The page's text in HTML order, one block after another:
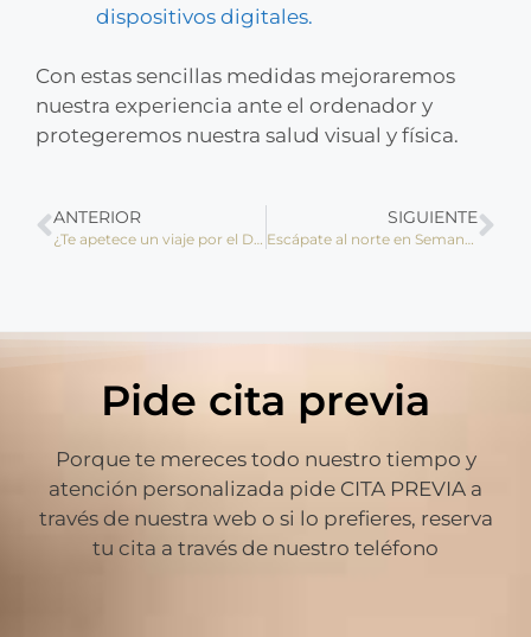
dispositivos digitales.
Con estas sencillas medidas mejoraremos
nuestra experiencia ante el ordenador y
protegeremos nuestra salud visual y física.
ANTERIOR SIGUIENTE
Pide cita previa
Porque te mereces todo nuestro tiempo y
atención personalizada pide CITA PREVIA a
través de nuestra web o si lo prefieres, reserva
tu cita a través de nuestro teléfono